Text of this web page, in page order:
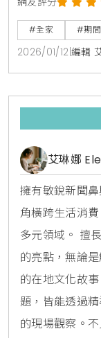
#全家 #期
2026/01/12 編輯
艾琳娜
擁有敏銳新聞
角橫跨生活消
多元領域。 擅
的亮點，無論
的在地文化故
題，皆能透過
的現場觀察。